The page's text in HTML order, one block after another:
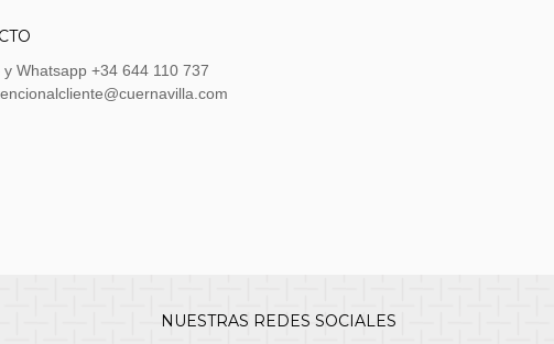
y Whatsapp +34 644 110 737
NUESTRAS REDES SOCIALES